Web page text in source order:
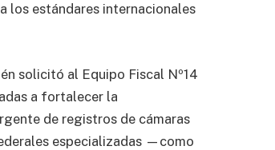
los estándares internacionales
solicitó al Equipo Fiscal Nº14
a fortalecer la
de registros de cámaras
especializadas —como